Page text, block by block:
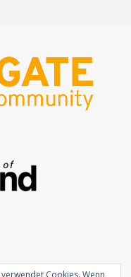
Cookies. Wenn